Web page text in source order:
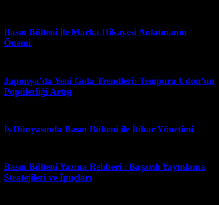
Basın Bülteni ile Marka Hikayesi Anlatmanın
Önemi
Japonya’da Yeni Gıda Trendleri: Tempura Udon’un
Popülerliği Artışı
İş Dünyasında Basın Bülteni ile İtibar Yönetimi
Basın Bülteni Yazma Rehberi : Başarılı Yayınlama
Stratejileri ve İpuçları